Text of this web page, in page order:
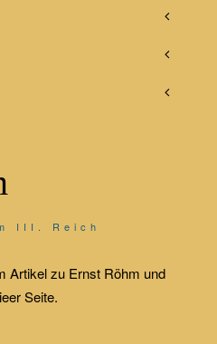
III. Reich
Artikel zu Ernst Röhm und
Seite.